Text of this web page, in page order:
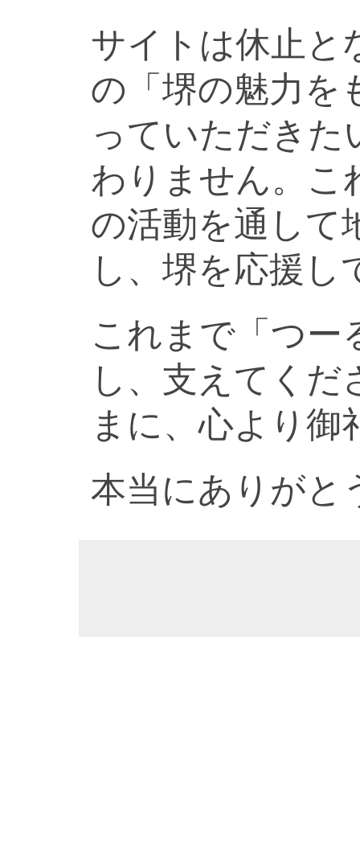
サイトは休止と
の「堺の魅力を
っていただきた
わりません。こ
の活動を通して
し、堺を応援し
これまで「つー
し、支えてく
まに、心より御
本当にありがと